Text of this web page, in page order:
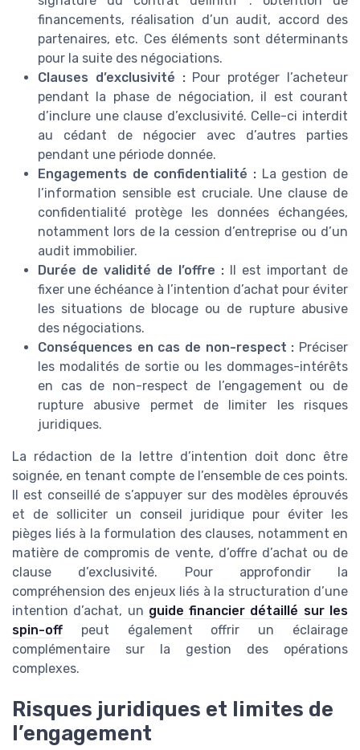
financements, réalisation d’un audit, accord des
partenaires, etc. Ces éléments sont déterminants
pour la suite des négociations.
Clauses d’exclusivité :Pour protéger l’acheteur
pendant la phase de négociation, il est courant
d’inclure une clause d’exclusivité. Celle-ci interdit
au cédant de négocier avec d’autres parties
pendant une période donnée.
Engagements de confidentialité : La gestion de
l’information sensible est cruciale. Une clause de
confidentialité protège les données échangées,
notamment lors de la cession d’entreprise ou d’un
audit immobilier.
Durée de validité de l’offre : Il est important de
fixer une échéance à l’intention d’achat pour éviter
les situations de blocage ou de rupture abusive
des négociations.
Conséquences en cas de non-respect : Préciser
les modalités de sortie ou les dommages-intérêts
en cas de non-respect de l’engagement ou de
rupture abusive permet de limiter les risques
juridiques.
La rédaction de la lettre d’intention doit donc être
soignée, en tenant compte de l’ensemble de ces points.
Il est conseillé de s’appuyer sur des modèles éprouvés
et de solliciter un conseil juridique pour éviter les
pièges liés à la formulation des clauses, notamment en
matière de compromis de vente, d’offre d’achat ou de
clause d’exclusivité. Pour approfondir la
compréhension des enjeux liés à la structuration d’une
intention d’achat, un guide financier détaillé sur les
spin-off peut également offrir un éclairage
complémentaire sur la gestion des opérations
complexes.
Risques juridiques et limites de
l’engagement